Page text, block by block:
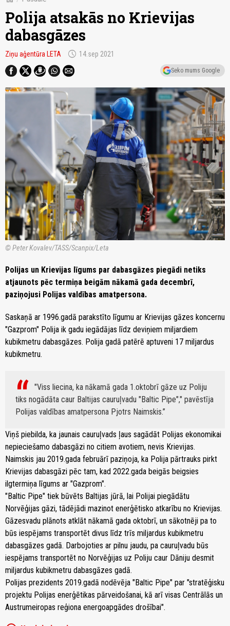
Polija atsakās no Krievijas
dabasgāzes
Ziņu aģentūra LETA schedule 14.sep 2021
Seko mums Google
© Peter Kovalev/TASS/Scanpix/Leta
Polijas un Krievijas līgums par dabasgāzes piegādi netiks
atjaunots pēc termiņa beigām nākamā gada decembrī,
paziņojusi Polijas valdības amatpersona.
Saskaņā ar 1996.gadā parakstīto līgumu ar Krievijas gāzes koncernu
"Gazprom" Polija ik gadu iegādājas līdz deviņiem miljardiem
kubikmetru dabasgāzes. Polija gadā patērē aptuveni 17 miljardus
kubikmetru.
"Viss liecina, ka nākamā gada 1.oktobrī gāze uz Poliju
tiks nogādāta caur Baltijas cauruļvadu "Baltic Pipe"," pavēstīja
Polijas valdības amatpersona Pjotrs Naimskis.
Viņš piebilda, ka jaunais cauruļvads ļaus sagādāt Polijas ekonomikai
nepieciešamo dabasgāzi no citiem avotiem, nevis Krievijas.
Naimskis jau 2019.gada februārī paziņoja, ka Polija pārtrauks pirkt
Krievijas dabasgāzi pēc tam, kad 2022.gada beigās beigsies
ilgtermiņa līgums ar "Gazprom".
"Baltic Pipe" tiek būvēts Baltijas jūrā, lai Polijai piegādātu
Norvēģijas gāzi, tādējādi mazinot enerģētisko atkarību no Krievijas.
Gāzesvadu plānots atklāt nākamā gada oktobrī, un sākotnēji pa to
būs iespējams transportēt divus līdz trīs miljardus kubikmetru
dabasgāzes gadā. Darbojoties ar pilnu jaudu, pa cauruļvadu būs
iespējams transportēt no Norvēģijas uz Poliju caur Dāniju desmit
miljardus kubikmetru dabasgāzes gadā.
Polijas prezidents 2019.gadā nodēvēja "Baltic Pipe" par "stratēģisku
projektu Polijas enerģētikas pārveidošanai, kā arī visas Centrālās un
Austrumeiropas reģiona energoapgādes drošībai".